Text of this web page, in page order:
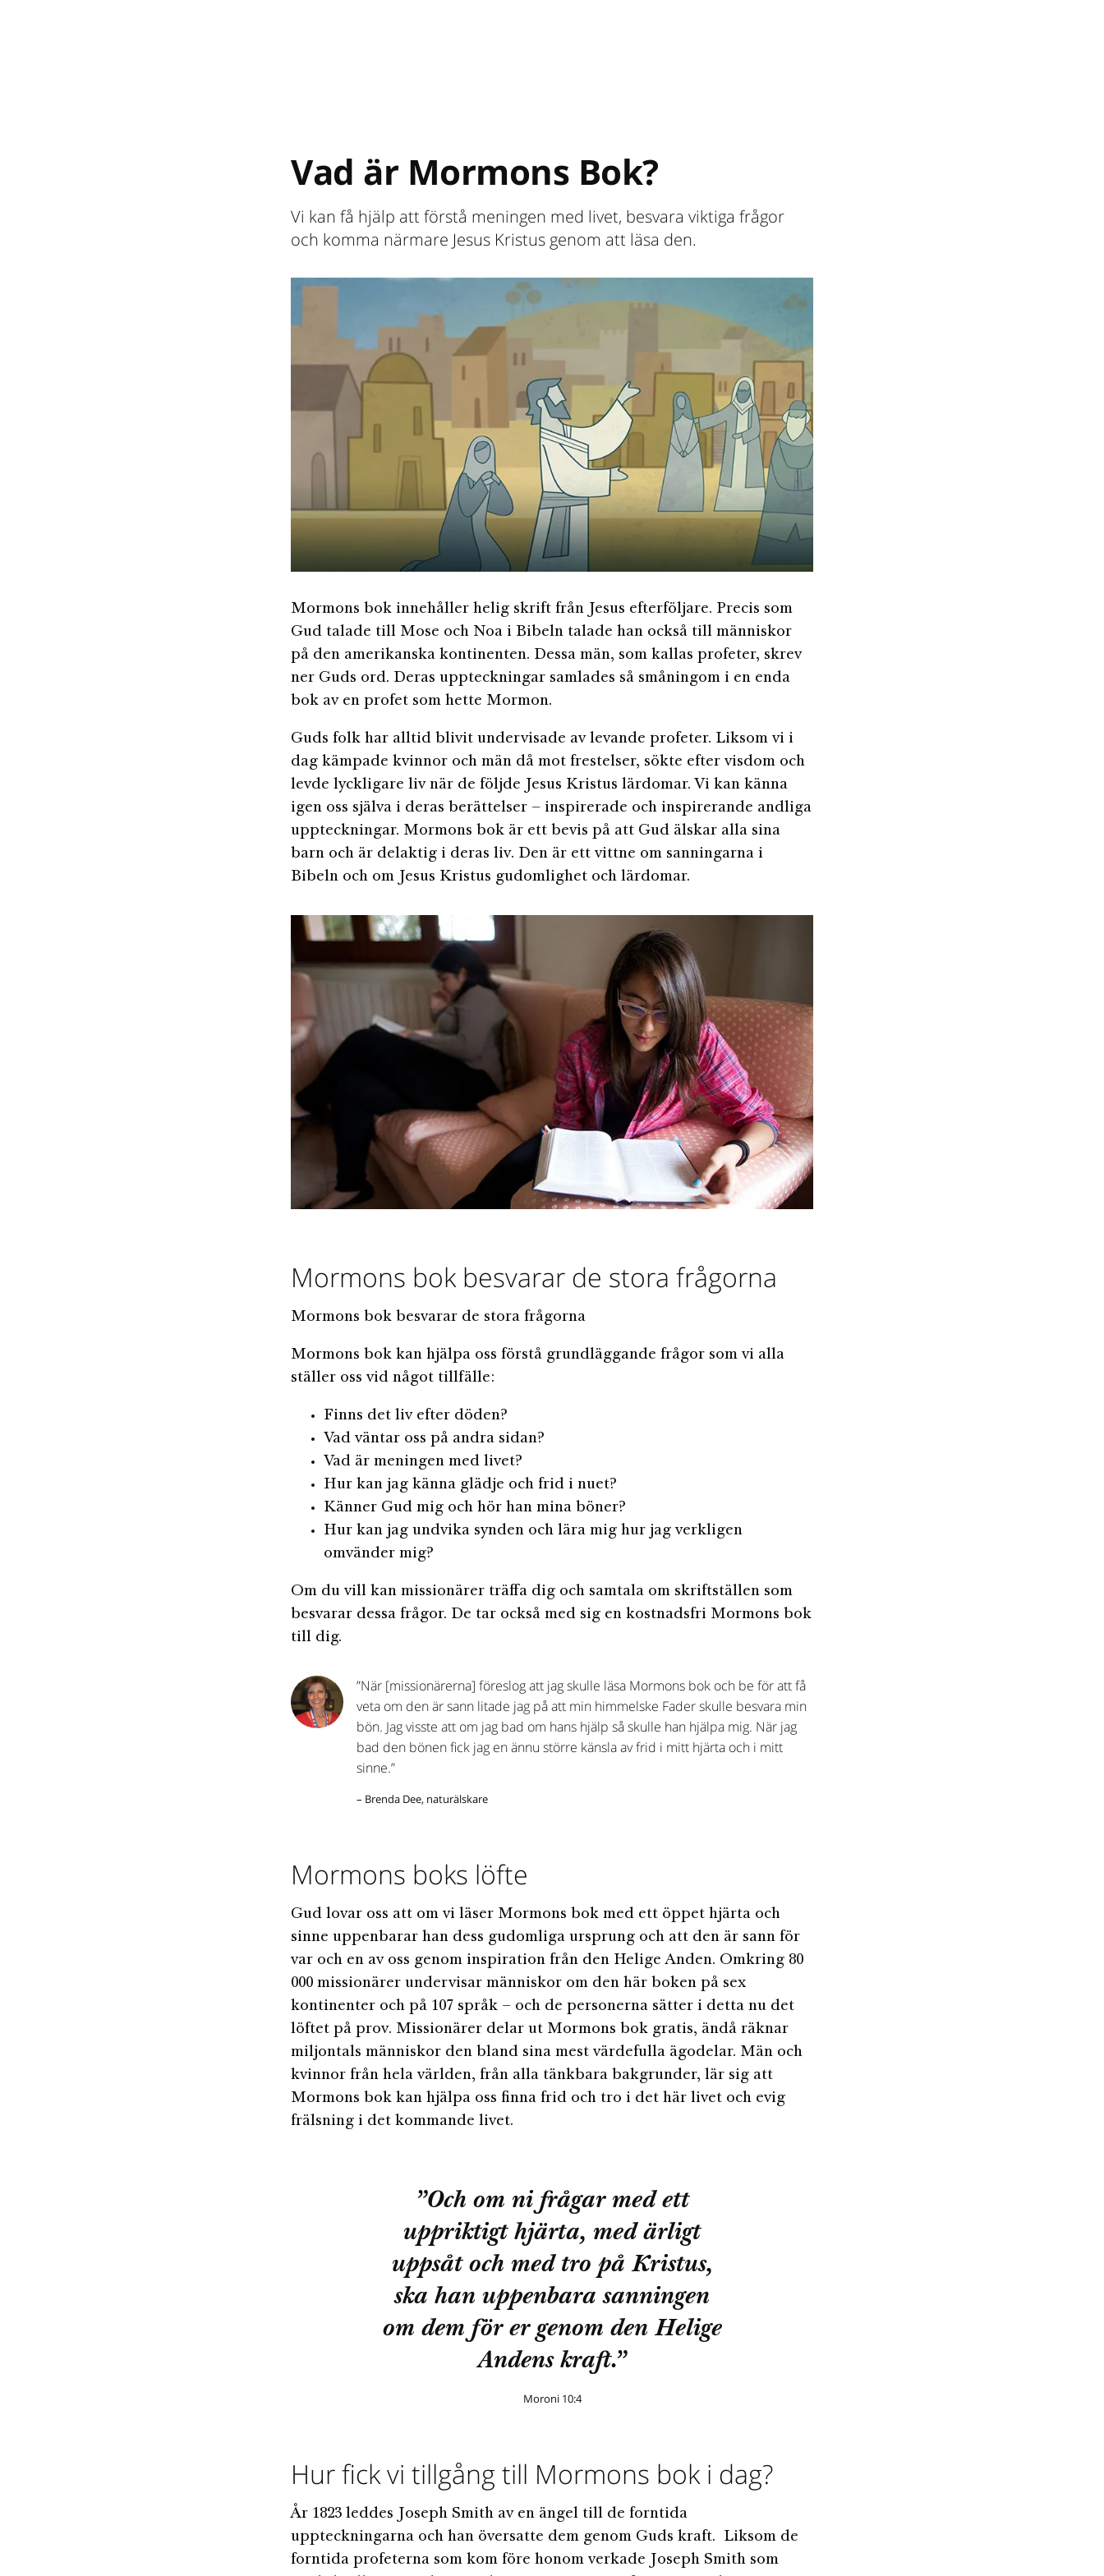
Vad är Mormons Bok?
Vi kan få hjälp att förstå meningen med livet, besvara viktiga frågor
och komma närmare Jesus Kristus genom att läsa den.
Mormons bok innehåller helig skrift från Jesus efterföljare. Precis som
Gud talade till Mose och Noa i Bibeln talade han också till människor
på den amerikanska kontinenten. Dessa män, som kallas profeter, skrev
ner Guds ord. Deras uppteckningar samlades så småningom i en enda
bok av en profet som hette Mormon.
Guds folk har alltid blivit undervisade av levande profeter. Liksom vi i
dag kämpade kvinnor och män då mot frestelser, sökte efter visdom och
levde lyckligare liv när de följde Jesus Kristus lärdomar. Vi kan känna
igen oss själva i deras berättelser – inspirerade och inspirerande andliga
uppteckningar. Mormons bok är ett bevis på att Gud älskar alla sina
barn och är delaktig i deras liv. Den är ett vittne om sanningarna i
Bibeln och om Jesus Kristus gudomlighet och lärdomar.
Mormons bok besvarar de stora frågorna
Mormons bok besvarar de stora frågorna
Mormons bok kan hjälpa oss förstå grundläggande frågor som vi alla
ställer oss vid något tillfälle:
Finns det liv efter döden?
Vad väntar oss på andra sidan?
Vad är meningen med livet?
Hur kan jag känna glädje och frid i nuet?
Känner Gud mig och hör han mina böner?
Hur kan jag undvika synden och lära mig hur jag verkligen
omvänder mig?
Om du vill kan missionärer träffa dig och samtala om skriftställen som
besvarar dessa frågor. De tar också med sig en kostnadsfri Mormons bok
till dig.
”När [missionärerna] föreslog att jag skulle läsa Mormons bok och be för att få
veta om den är sann litade jag på att min himmelske Fader skulle besvara min
bön. Jag visste att om jag bad om hans hjälp så skulle han hjälpa mig. När jag
bad den bönen fick jag en ännu större känsla av frid i mitt hjärta och i mitt
sinne.”
– Brenda Dee, naturälskare
Mormons boks löfte
Gud lovar oss att om vi läser Mormons bok med ett öppet hjärta och
sinne uppenbarar han dess gudomliga ursprung och att den är sann för
var och en av oss genom inspiration från den Helige Anden. Omkring 80
000 missionärer undervisar människor om den här boken på sex
kontinenter och på 107 språk – och de personerna sätter i detta nu det
löftet på prov. Missionärer delar ut Mormons bok gratis, ändå räknar
miljontals människor den bland sina mest värdefulla ägodelar. Män och
kvinnor från hela världen, från alla tänkbara bakgrunder, lär sig att
Mormons bok kan hjälpa oss finna frid och tro i det här livet och evig
frälsning i det kommande livet.
”Och om ni frågar med ett
uppriktigt hjärta, med ärligt
uppsåt och med tro på Kristus,
ska han uppenbara sanningen
om dem för er genom den Helige
Andens kraft.”
Moroni 10:4
Hur fick vi tillgång till Mormons bok i dag?
År 1823 leddes Joseph Smith av en ängel till de forntida
uppteckningarna och han översatte dem genom Guds kraft. Liksom de
forntida profeterna som kom före honom verkade Joseph Smith som